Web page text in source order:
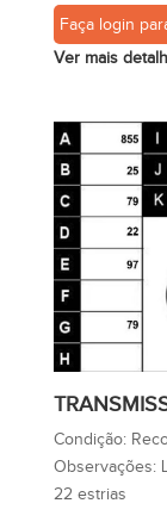
Faça login
Ver mais
Condição:
Observações:
22 estrias